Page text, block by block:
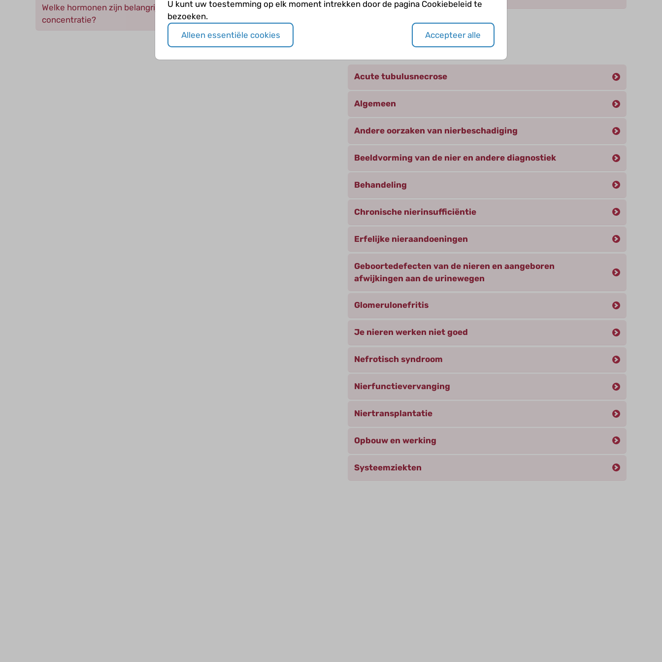
Welke hormonen zijn belangrijk voor je urineproductie en -
concentratie?
Andere categorieën
Acute tubulusnecrose
Algemeen
Andere oorzaken van nierbeschadiging
Beeldvorming van de nier en andere diagnostiek
Behandeling
Chronische nierinsufficiëntie
Erfelijke nieraandoeningen
Geboortedefecten van de nieren en aangeboren
afwijkingen aan de urinewegen
Glomerulonefritis
Je nieren werken niet goed
Nefrotisch syndroom
Nierfunctievervanging
Niertransplantatie
Opbouw en werking
Systeemziekten
U kunt uw toestemming op elk moment intrekken door de pagina Cookiebeleid te
bezoeken.
Alleen essentiële cookies
Accepteer alle